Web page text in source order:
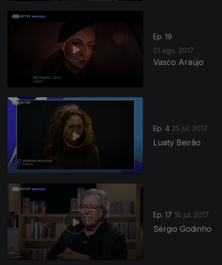
Ep. 19
01 ago. 2017
Vasco Araújo
Ep. 4 25 jul. 2017
Luaty Beirão
300055
Ep. 17 18 jul. 2017
Sérgio Godinho